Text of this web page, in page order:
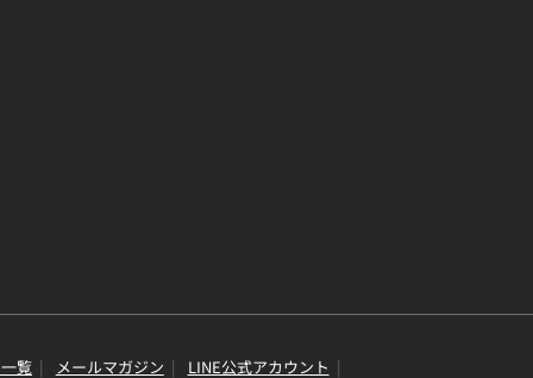
覧 メールマガジン LINE公式アカウント